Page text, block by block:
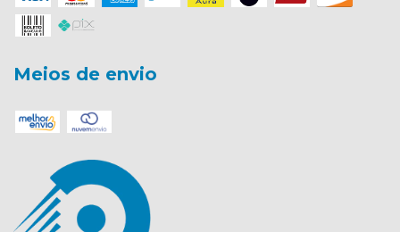
Meios de envio